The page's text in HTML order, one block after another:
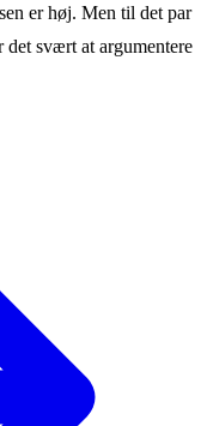
er høj. Men til det par
svært at argumentere